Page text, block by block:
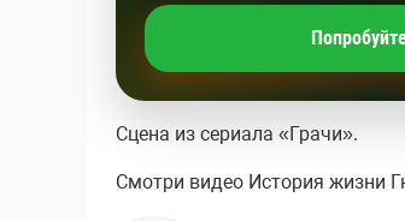
Сцена из сериала «Грачи».
Смотри видео История жизни